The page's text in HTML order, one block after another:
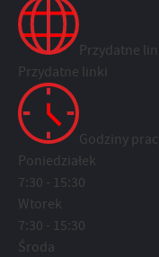
Przydatne
Przydatne linki
Godziny
Poniedziałek
7:30 - 15:30
Wtorek
7:30 - 15:30
Środa